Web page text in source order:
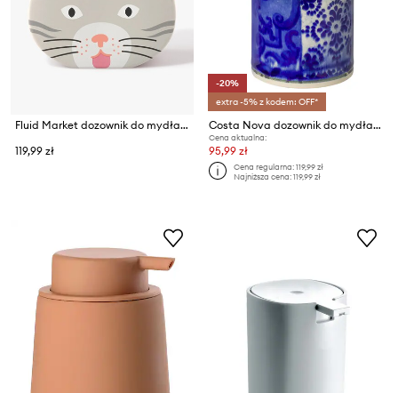
Fluid Market dozownik do mydła 11 x 12,5 x 5,5 cm
119,99 zł
-20%
extra -5% z kodem: OFF*
Costa Nova dozownik do mydła Lisboa 300 ml
Cena aktualna:
95,99 zł
Cena regularna:119,99 zł
Najniższa cena:119,99 zł